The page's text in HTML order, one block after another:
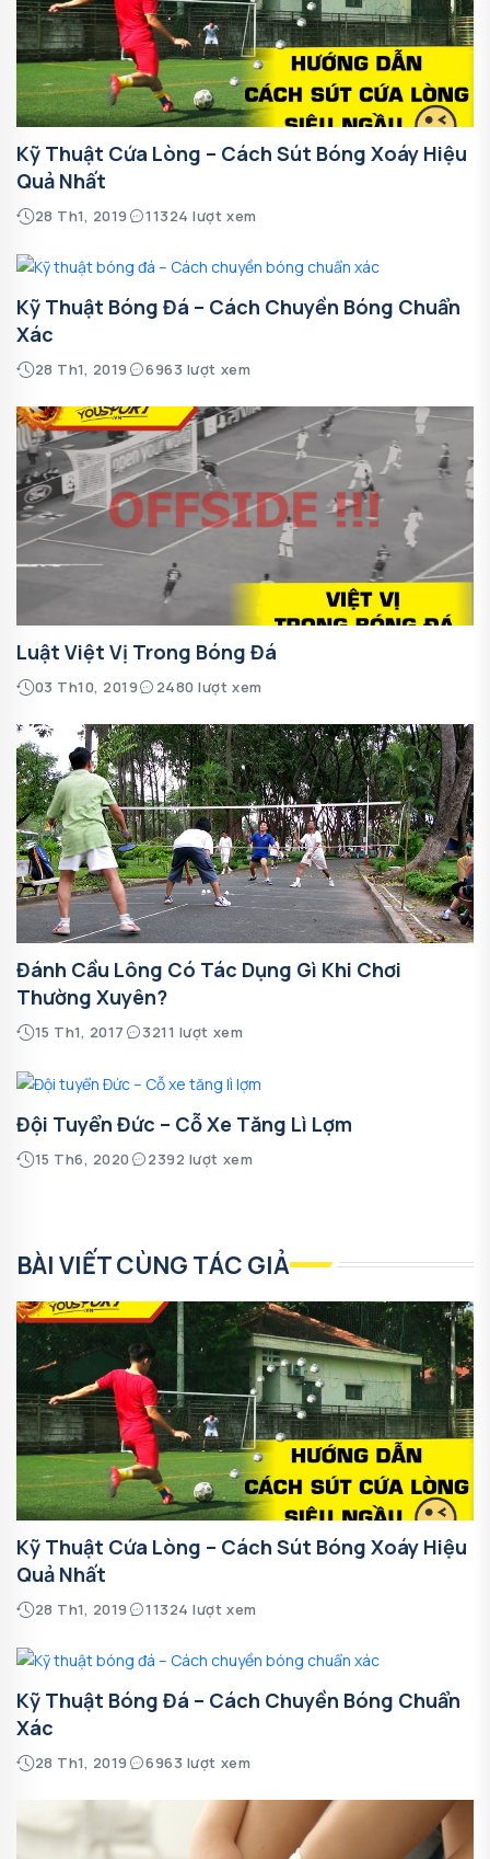
Kỹ Thuật Cứa Lòng – Cách Sút Bóng Xoáy Hiệu
Quả Nhất
28 Th1, 2019 11324 lượt xem
Kỹ Thuật Bóng Đá – Cách Chuyền Bóng Chuẩn
Xác
28 Th1, 2019 6963 lượt xem
Luật Việt Vị Trong Bóng Đá
03 Th10, 2019 2480 lượt xem
Đánh Cầu Lông Có Tác Dụng Gì Khi Chơi
Thường Xuyên?
15 Th1, 2017 3211 lượt xem
Đội Tuyển Đức – Cỗ Xe Tăng Lì Lợm
15 Th6, 2020 2392 lượt xem
BÀI VIẾT CÙNG TÁC GIẢ
Kỹ Thuật Cứa Lòng – Cách Sút Bóng Xoáy Hiệu
Quả Nhất
28 Th1, 2019 11324 lượt xem
Kỹ Thuật Bóng Đá – Cách Chuyền Bóng Chuẩn
Xác
28 Th1, 2019 6963 lượt xem